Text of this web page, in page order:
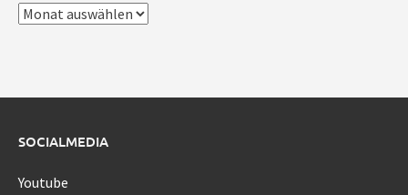
Archiv
SOCIALMEDIA
Youtube